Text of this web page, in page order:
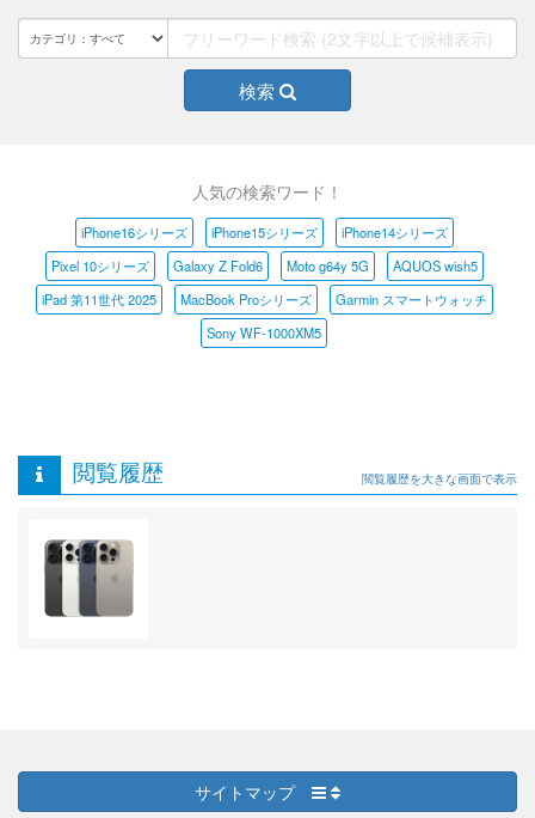
検索
人気の検索ワード！
iPhone16シリーズ iPhone15シリーズ
iPhone14シリーズ
Pixel 10シリーズ
Galaxy Z Fold6 Moto g64y 5G
AQUOS wish5
iPad 第11世代 2025
MacBook Proシリーズ
Garmin スマートウォッチ
Sony WF-1000XM5
閲覧履歴 閲覧履歴を大きな画面で表示
サイトマップ